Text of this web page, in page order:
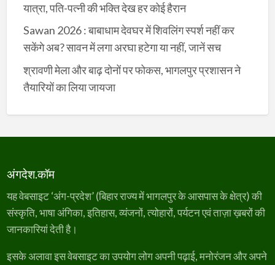
यात्रा, पति-पत्नी की भक्ति देख हर कोई हैरान
Sawan 2026 : बाबाधाम देवघर में शिवलिंग स्पर्श नहीं कर
सकेंगे अब? सावन में लगा अरघा हटेगा या नहीं, जानें सच
श्रावणी मेला और बाढ़ दोनों पर फोकस, भागलपुर प्रशासन ने
तैयारियों का लिया जायजा
अंगदेश.कॉम
यह वेबसाइट ‘अंग-प्रदेश’ (बिहार राज्य में भागलपुर के आसपास के क्षेत्र) की
संस्कृति, भाषा अंगिका, इतिहास, व्यंजनों, त्योहारों, पर्यटन एवं ताज़ा ख़बरों की
जानकारियां देती है।
इसके अलावा इस वेबसाइट का उपयोग लोग अपनी पढ़ाई, मनोरंजन और अपने